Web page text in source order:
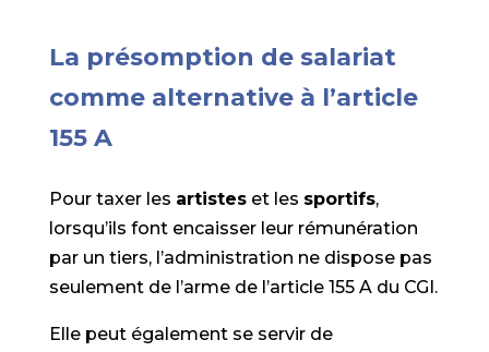
La présomption de salariat
comme alternative à l’article
155 A
Pour taxer les artisteset les sportifs,
lorsqu’ils font encaisser leur rémunération
par un tiers, l’administration ne dispose pas
seulement de l’arme de l’article 155 A du CGI.
Elle peut également se servir de